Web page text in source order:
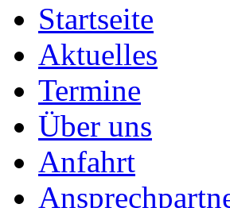
Startseite
Aktuelles
Termine
Über uns
Anfahrt